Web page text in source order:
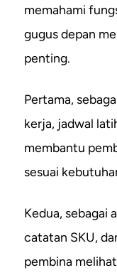
memahami
gugus depan
penting.
Pertama,
kerja, jadwal
membantu
sesuai
Kedua, sebagai
catatan SKU,
pembina